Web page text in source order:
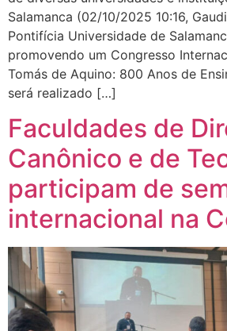
Salamanca (02/10/2025 10:16,
Pontifícia Universidade de
promovendo um Congresso
Tomás de Aquino: 800 Anos de
será realizado […]
Faculdades de
Canônico e de
participam de
internacional na